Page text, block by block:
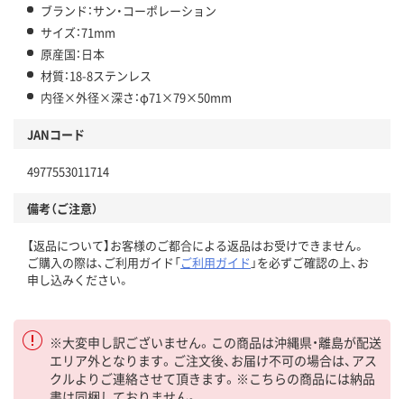
ブランド：サン・コーポレーション
サイズ：71mm
原産国：日本
材質：18-8ステンレス
内径×外径×深さ：φ71×79×50mm
JANコード
4977553011714
備考（ご注意）
【返品について】お客様のご都合による返品はお受けできません。
ご購入の際は、ご利用ガイド「ご利用ガイド 」を必ずご確認の上、お
申し込みください。
※大変申し訳ございません。この商品は沖縄県・離島が配送
エリア外となります。ご注文後、お届け不可の場合は、アス
クルよりご連絡させて頂きます。※こちらの商品には納品